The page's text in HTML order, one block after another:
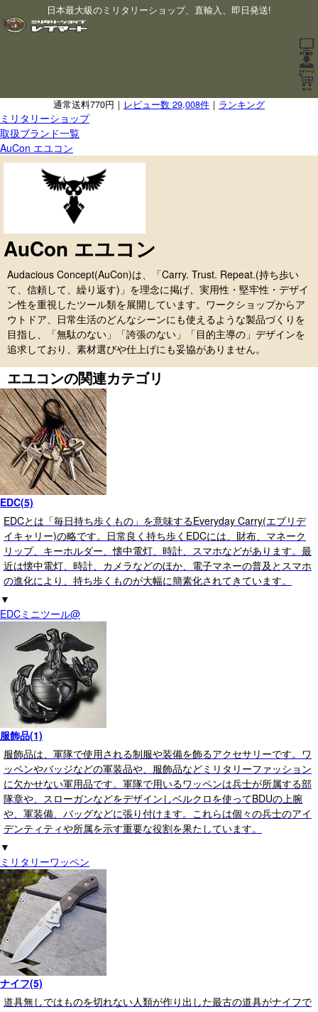
日本最大級のミリタリーショップ、直輸入、即日発送!
通常送料770円｜ レビュー数 29,008件 ｜ ランキング
ミリタリーショップ
取扱ブランド一覧
AuCon エユコン
AuCon エユコン
Audacious Concept(AuCon)は、「Carry. Trust. Repeat.(持ち歩い
て、信頼して、繰り返す)」を理念に掲げ、実用性・堅牢性・デザイ
ン性を重視したツール類を展開しています。ワークショップからア
ウトドア、日常生活のどんなシーンにも使えるような製品づくりを
目指し、「無駄のない」「誇張のない」「目的主導の」デザインを
追求しており、素材選びや仕上げにも妥協がありません。
エユコンの関連カテゴリ
EDC(5)
EDCとは「毎日持ち歩くもの」を意味するEveryday Carry(エブリデ
イキャリー)の略です。日常良く持ち歩くEDCには、財布、マネーク
リップ、キーホルダー、懐中電灯、時計、スマホなどがあります。最
近は懐中電灯、時計、カメラなどのほか、電子マネーの普及とスマホ
の進化により、持ち歩くものが大幅に簡素化されてきています。
▼
EDCミニツール@
服飾品(1)
服飾品は、軍隊で使用される制服や装備を飾るアクセサリーです。ワ
ッペンやバッジなどの軍装品や、服飾品などミリタリーファッション
に欠かせない軍用品です。軍隊で用いるワッペンは兵士が所属する部
隊章や、スローガンなどをデザインしベルクロを使ってBDUの上腕
や、軍装備、バッグなどに張り付けます。これらは個々の兵士のアイ
デンティティや所属を示す重要な役割を果たしています。
▼
ミリタリーワッペン
ナイフ(5)
道具無しではものを切れない人類が作り出した最古の道具がナイフで